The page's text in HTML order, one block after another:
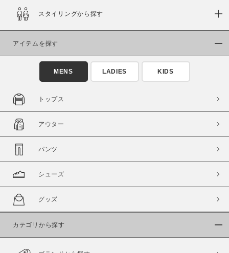
スタイリングから探す
アイテムを探す
MENS LADIES KIDS
トップス
アウター
パンツ
シューズ
グッズ
カテゴリから探す